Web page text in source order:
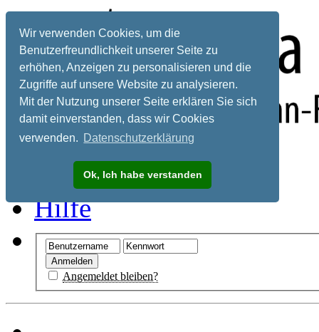
Wir verwenden Cookies, um die
Benutzerfreundlichkeit unserer Seite zu
erhöhen, Anzeigen zu personalisieren und die
Zugriffe auf unsere Website zu analysieren.
Mit der Nutzung unserer Seite erklären Sie sich
damit einverstanden, dass wir Cookies
verwenden. Datenschutzerklärung
Ok, Ich habe verstanden
Registrieren
Hilfe
Angemeldet bleiben?